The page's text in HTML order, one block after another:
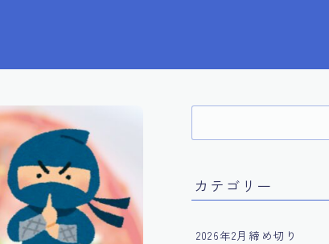
カテゴリー
2026年2月締め切り